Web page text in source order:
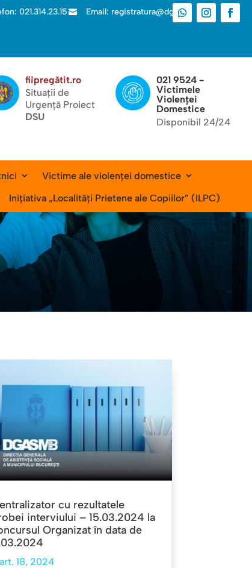
021.314.23.15  Email: registratura@dgas.ro
fiipregătit.ro
Situații de
Urgență Proiect
DSU
021 9524 -
Victimele
Violenței
Domestice
Disponibil 24/24
Victime ale violenței domestice
Inițiativa „Localități Prietene ale Copiilor” (ILPC)
cu rezultatele
interviului – 15.03.2024 la
Organizat în data de
18, 2024